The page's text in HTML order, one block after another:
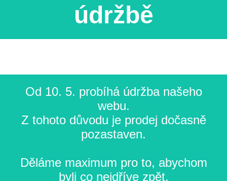
údržbě
Od 10. 5. probíhá údržba našeho
webu.
Z tohoto důvodu je prodej dočasně
pozastaven.
Děláme maximum pro to, abychom
byli co nejdříve zpět.